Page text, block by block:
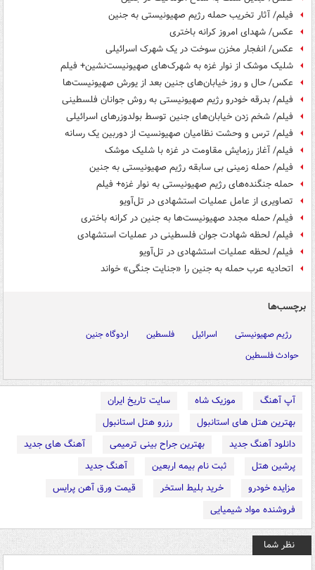
فیلم/ آثار تخریب حمله رژیم صهیونیستی به جنین
عکس/ شهدای امروز کرانه باختری
عکس/ انفجار مخزن سوخت در یک شهرک اسرائیلی
شلیک موشک از نوار غزه به شهرک‌های صهیونیست‌نشین+ فیلم
عکس/ حال و روز خیابان‌های جنین بعد از یورش صهیونیست‌ها
فیلم/ بدرقه خودرو رژیم صهیونیستی به روش جوانان فلسطینی
فیلم/ شخم زدن خیابان‌های جنین توسط بولدوزرهای اسرائیلی
فیلم/ ترس و وحشت نظامیان صهیونسیت از دوربین یک رسانه
فیلم/ آغاز رزمایش مقاومت در غزه با شلیک موشک
فیلم/ حمله زمینی بی سابقه رژیم صهیونیستی به جنین
حمله جنگنده‌های رژیم صهیونیستی به نوار غزه+ فیلم
تصاویری از عامل عملیات استشهادی در تل‌آویو
فیلم/ حمله مجدد صهیونیست‌ها به جنین در کرانه باختری
فیلم/ لحظه شهادت جوان فلسطینی در عملیات استشهادی
فیلم/ لحظه عملیات استشهادی در تل‌آویو
اتحادیه عرب حمله به جنین را «جنایت جنگی» خواند
برچسب‌ها
رژیم صهیونیستی اسرائیل فلسطین
اردوگاه جنین
حوادث فلسطین
آپ آهنگ موزیک شاه
سایت تاریخ ایران
بهترین هتل های استانبول
رزرو هتل استانبول
دانلود آهنگ جدید
بهترین جراح بینی ترمیمی
آهنگ های جدید
پرشین هتل
ثبت نام بیمه اربعین
آهنگ جدید
مزایده خودرو
خرید بلیط استخر
قیمت ورق آهن پرایس
فروشنده مواد شیمیایی
نظر شما